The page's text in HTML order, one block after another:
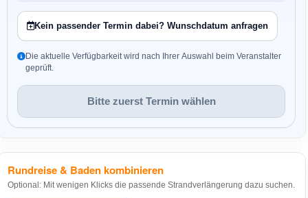
Kein passender Termin dabei? Wunschdatum anfragen
Die aktuelle Verfügbarkeit wird nach Ihrer Auswahl beim Veranstalter
geprüft.
Bitte zuerst Termin wählen
Rundreise & Baden kombinieren
Optional: Mit wenigen Klicks die passende Strandverlängerung dazu suchen.